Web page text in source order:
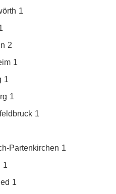
1
2
1
1
1
1
Partenkirchen 1
1
1